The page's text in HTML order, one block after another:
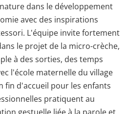
dans le développement
avec des inspirations
L'équipe invite fortement
le projet de la micro-crèche,
à des sorties, des temps
l'école maternelle du village
fin d'accueil pour les enfants
pratiquent au